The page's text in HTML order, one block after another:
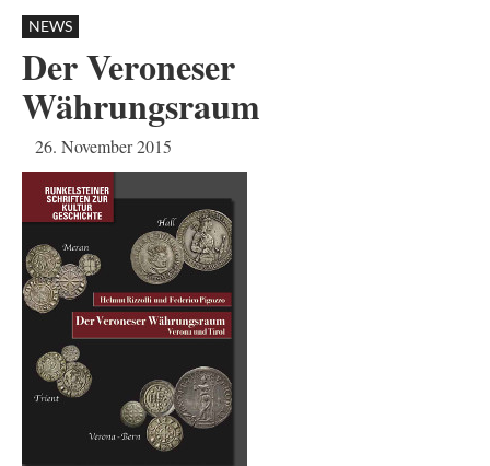
NEWS
Der Veroneser
Währungsraum
26. November 2015